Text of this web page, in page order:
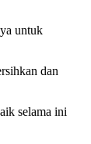
untuk
dan
selama ini